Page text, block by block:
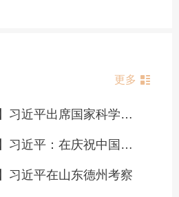
更多
【高层动态】习近平出席国家科学技术奖励大会两院院士大会中国科协第十一次全国代表大会并发表重要讲话
【高层动态】习近平：在庆祝中国共产党成立105周年大会上的讲话
习近平在山东德州考察